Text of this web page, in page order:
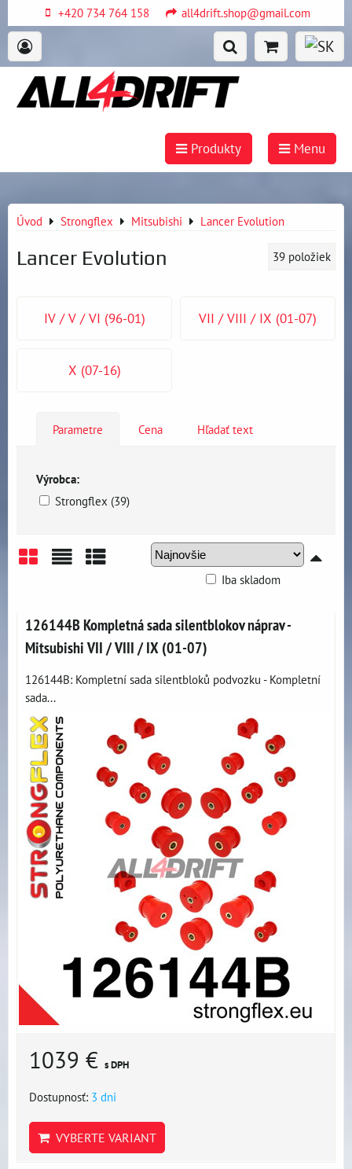
+420 734 764 158 all4drift.shop@gmail.com
Produkty Menu
Úvod Strongflex Mitsubishi Lancer Evolution
Lancer Evolution 39 položiek
IV / V / VI (96-01) VII / VIII / IX (01-07)
X (07-16)
Parametre Cena Hľadať text
Výrobca:
Strongflex (39)
Iba skladom
126144B Kompletná sada silentblokov náprav -
Mitsubishi VII / VIII / IX (01-07)
126144B: Kompletní sada silentbloků podvozku - Kompletní
sada...
1039 € s DPH
Dostupnosť: 3 dni
VYBERTE VARIANT